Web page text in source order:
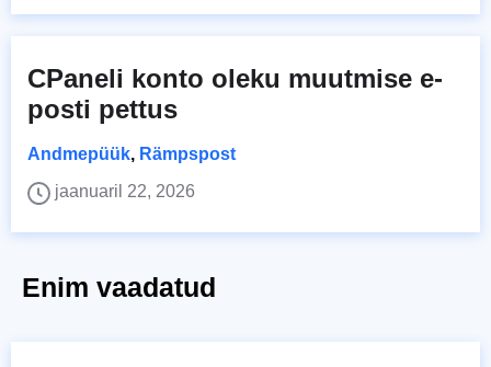
CPaneli konto oleku muutmise e-
posti pettus
Andmepüük, Rämpspost
jaanuaril 22, 2026
Enim vaadatud